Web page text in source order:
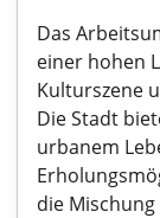
Das
einer hohen
Kulturszene
Die Stadt
urbanem
die